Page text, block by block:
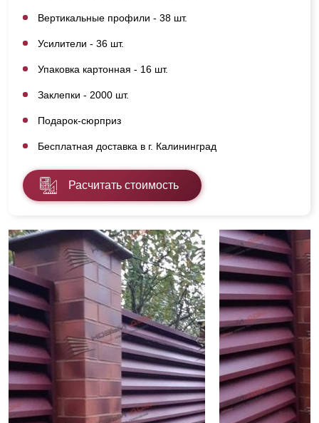
Вертикальные профили - 38 шт.
Усилители - 36 шт.
Упаковка картонная - 16 шт.
Заклепки - 2000 шт.
Подарок-сюрприз
Бесплатная доставка в г. Калининград
Расчитать стоимость